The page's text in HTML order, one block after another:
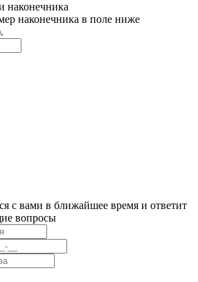
наконечника
наконечника в поле ниже
с вами в ближайшее время и ответит
вопросы